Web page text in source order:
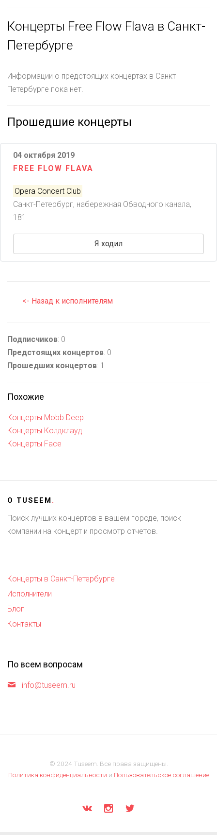
Концерты Free Flow Flava в Санкт-
Петербурге
Информации о предстоящих концертах в Санкт-
Петербурге пока нет.
Прошедшие концерты
04 октября 2019
FREE FLOW FLAVA
Opera Concert Club
Санкт-Петербург, набережная Обводного канала,
181
Я ходил
<- Назад к исполнителям
Подписчиков: 0
Предстоящих концертов: 0
Прошедших концертов: 1
Похожие
Концерты Mobb Deep
Концерты Колдклауд
Концерты Face
О TUSEEM.
Поиск лучших концертов в вашем городе, поиск
компании на концерт и просмотр отчетов.
Концерты в Санкт-Петербурге
Исполнители
Блог
Контакты
По всем вопросам
info@tuseem.ru
© 2024 Tuseem. Все права защищены.
Политика конфиденциальности и Пользовательское соглашение